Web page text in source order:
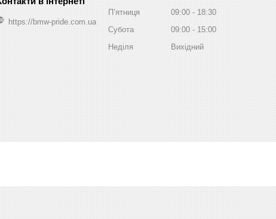
https://bmw-pride.com.ua
Пʼятниця
09:00
18:30
Субота
09:00
15:00
Неділя
Вихідний